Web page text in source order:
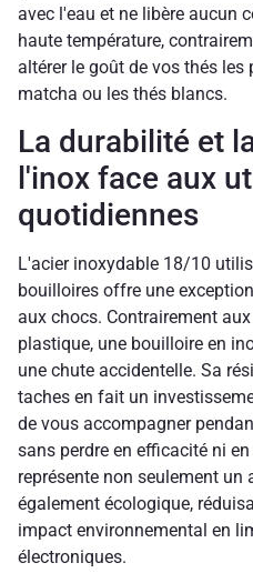
avec l'eau et ne libère aucun
haute température,
altérer le goût de vos thés
matcha ou les thés blancs.
La durabilité et
l'inox face aux
quotidiennes
L'acier inoxydable 18/10
bouilloires offre une
aux chocs. Contrairement
plastique, une bouilloire en
une chute accidentelle. Sa
taches en fait un
de vous accompagner
sans perdre en efficacité ni
représente non seulement
également écologique,
impact environnemental en
électroniques.